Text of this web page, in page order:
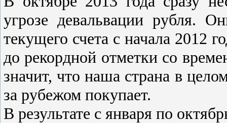
угрозе девальвации рубля.
текущего счета с начала 2012
до рекордной отметки со
значит, что наша страна в
за рубежом покупает.
В результате с января по